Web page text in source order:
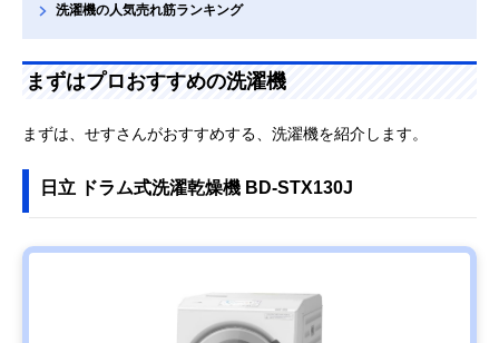
洗濯機の人気売れ筋ランキング
まずはプロおすすめの洗濯機
まずは、せすさんがおすすめする、洗濯機を紹介します。
日立 ドラム式洗濯乾燥機 BD-STX130J